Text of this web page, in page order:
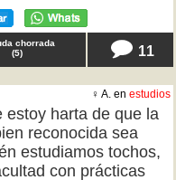
chorrada
(5) 11
♀ A. en estudios
estoy harta de que la
reconocida sea
estudiamos tochos,
con prácticas